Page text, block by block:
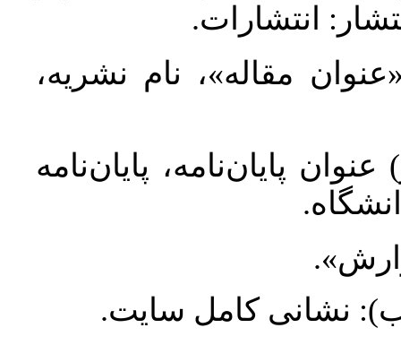
انتشارات.
مقاله»، نام نشریه،
پایان‌نامه، پایان‌نامه
نشانی کامل سایت.